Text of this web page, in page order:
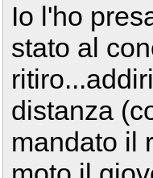
Io l'ho
stato al
distanza
mandato il